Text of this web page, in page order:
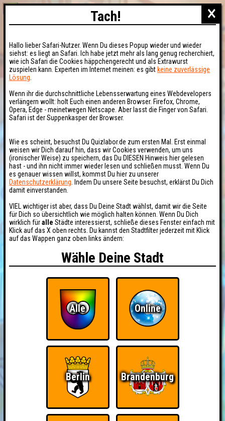
×
Tach!
Hallo lieber Safari-Nutzer. Wenn Du dieses Popup wieder und wieder
siehst: es liegt an Safari. Ich habe jetzt mehr als lang genug recherchiert,
wie ich Safari die Cookies häppchengerecht und als Extrawurst
zuspielen kann. Experten im Internet meinen: es gibt keine zuverlässige
Lösung
Wenn ihr die durchschnittliche Lebensserwartung eines Webdevelopers
verlängern wollt: holt Euch einen anderen Browser. Firefox, Chrome,
Opera, Edge - meinetwegen Netscape. Aber lasst die Finger von Safari.
Safari ist der Suppenkasper der Browser.
Wie es scheint, besuchst Du Quizlabor.de zum ersten Mal. Erst einmal
weisen wir Dich darauf hin, dass wir Cookies verwenden, um uns
(ironischer Weise) zu speichern, das Du DIESEN Hinweis hier gelesen
hast - und ihn nicht immer wieder lesen und schließen musst. Wenn Du
es genauer wissen willst, kommst Du hier zu unserer
Datenschutzerklärung . Indem Du unsere Seite besuchst, erklärst Du Dich
damit einverstanden.
VIEL wichtiger ist aber, dass Du Deine Stadt wählst, damit wir die Seite
für Dich so übersichtlich wie möglich halten können. Wenn Du Dich
wirklich füralle Städte interessierst, schließe dieses Fenster einfach mit
Klick auf das X oben rechts. Du kannst den Stadtfilter jederzeit mit Klick
auf das Wappen ganz oben links ändern:
Wähle Deine Stadt
Alle Online
Berlin Brandenburg